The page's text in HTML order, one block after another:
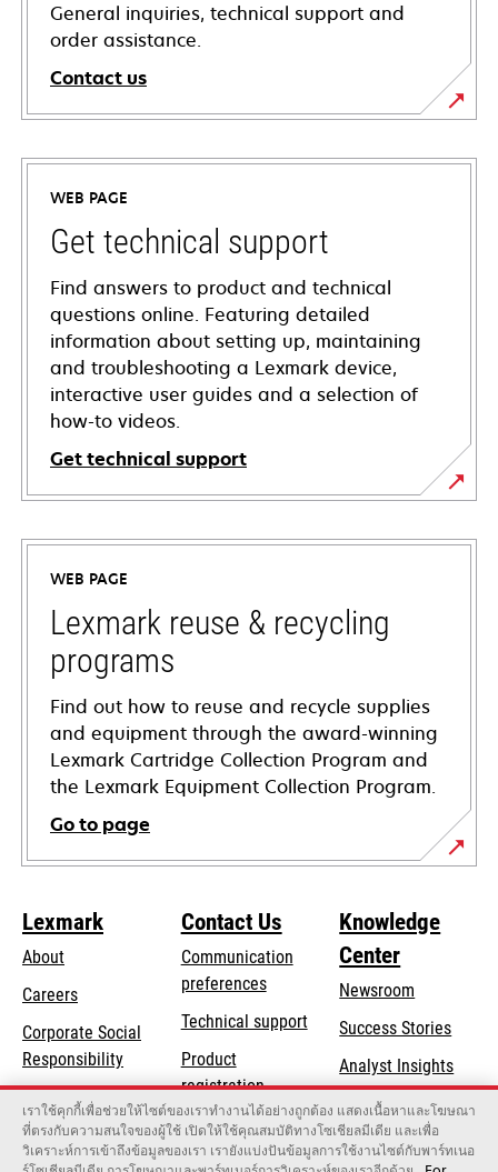
General inquiries, technical support and
order assistance.
Contact us
WEB PAGE
Get technical support
Find answers to product and technical
questions online. Featuring detailed
information about setting up, maintaining
and troubleshooting a Lexmark device,
interactive user guides and a selection of
how-to videos.
Get technical support
opens
in
new
tab
WEB PAGE
Lexmark reuse & recycling
programs
Find out how to reuse and recycle supplies
and equipment through the award-winning
Lexmark Cartridge Collection Program and
the Lexmark Equipment Collection Program.
Go to page
Lexmark
About
Careers
Corporate Social
Responsibilityopens
in
a
new
tab
Sustainability
Lexmark Partners
Contact Us
Communication
preferences
Technical supportopens
new
tab
Product
registration
Find a dealer
Knowledge
Center
Newsroom
Success Stories
Analyst Insights
เราใช้คุกกี้เพื่อช่วยให้ไซต์ของเราทำงานได้อย่างถูกต้อง แสดงเนื้อหาและโฆษณา
ที่ตรงกับความสนใจของผู้ใช้ เปิดให้ใช้คุณสมบัติทางโซเชียลมีเดีย และเพื่อ
วิเคราะห์การเข้าถึงข้อมูลของเรา เรายังแบ่งปันข้อมูลการใช้งานไซต์กับพาร์ทเนอ